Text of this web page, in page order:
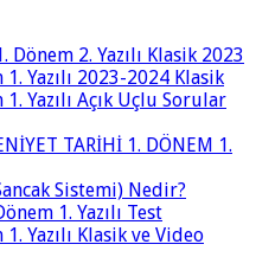
Dönem 2. Yazılı Klasik 2023
1. Yazılı 2023-2024 Klasik
1. Yazılı Açık Uçlu Sorular
TARİHİ 1. DÖNEM 1.
Sistemi) Nedir?
1. Yazılı Test
Yazılı Klasik ve Video